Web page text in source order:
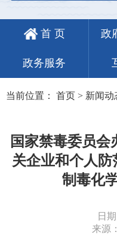
首 页 政
政务服务
当前位置： 首页 > 新闻动
国家禁毒委员会
关企业和个人
制毒化
日
来源